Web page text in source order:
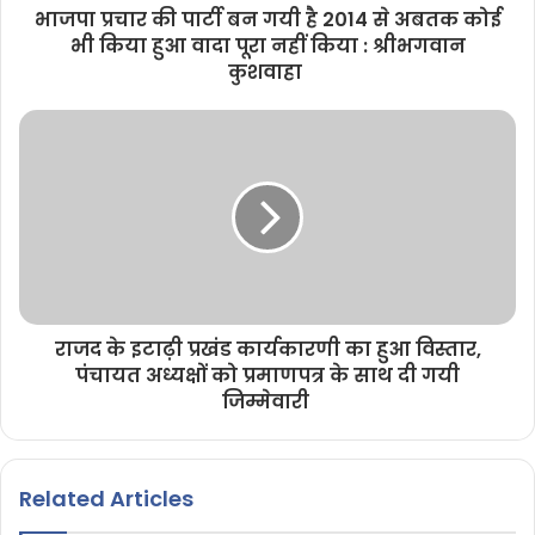
भाजपा प्रचार की पार्टी बन गयी है 2014 से अबतक कोई
भी किया हुआ वादा पूरा नहीं किया : श्रीभगवान
कुशवाहा
राजद के इटाढ़ी प्रखंड कार्यकारणी का हुआ विस्तार,
पंचायत अध्यक्षों को प्रमाणपत्र के साथ दी गयी
जिम्मेवारी
Related Articles